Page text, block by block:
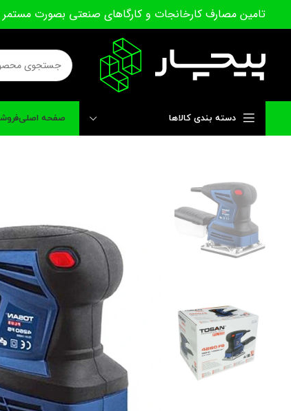
تامین مصارف کارخانجات و کارگاهای صنعتی بصورت
دسته بندی کالاها صفحه اصلی